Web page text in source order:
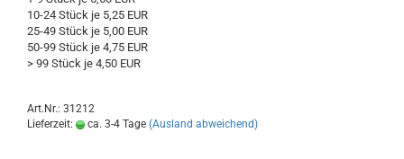
10-24 Stück je 5,25 EUR
25-49 Stück je 5,00 EUR
50-99 Stück je 4,75 EUR
> 99 Stück je 4,50 EUR
Art.Nr.: 31212
Lieferzeit:
ca. 3-4 Tage (Ausland abweichend)